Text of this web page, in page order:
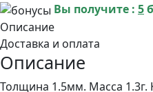
Вы получите : 5
Описание
Доставка и оплата
Описание
Толщина 1.5мм. Масса 1.3г.